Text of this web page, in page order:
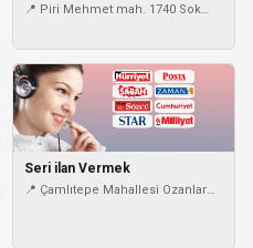
📍 Piri Mehmet mah. 1740 Sok
Seri ilan Vermek
📍 Çamlıtepe Mahallesi Ozanlar